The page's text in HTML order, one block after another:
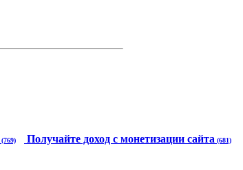
(769) Получайте доход с монетизации сайта (681)